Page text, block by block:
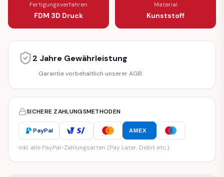
Fertigungsverfahren
FDM 3D Druck
Material
Kunststoff
2 Jahre Gewährleistung
Garantie vorbehaltlich unserer AGB.
SICHERE ZAHLUNGSMETHODEN
PayPal AMEX
inkl. alle PayPal-Zahlungsarten (Pay Later, Debit etc.)